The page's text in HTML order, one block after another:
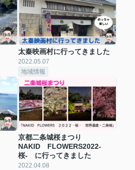
太秦映画村に行ってきました
2022.05.07
地域情報
京都二条城桜まつり
NAKID FLOWERS2022‐
桜‐ に行ってきました
2022.04.08